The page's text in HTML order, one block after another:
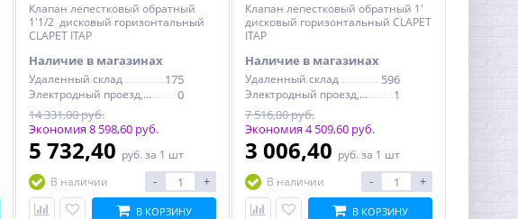
Клапан лепестковый обратный
1'1/2 дисковый горизонтальный
CLAPET ITAP
Наличие в магазинах
Удаленный склад 175
Электродный проезд, 6с1
0
14 331,00 руб.
Экономия 8 598,60 руб.
5 732,40 руб. за 1 шт
В наличии
- +
В КОРЗИНУ
Клапан лепестковый обратный 1'
дисковый горизонтальный CLAPET
ITAP
Наличие в магазинах
Удаленный склад 596
Электродный проезд, 6с1
1
7 516,00 руб.
Экономия 4 509,60 руб.
3 006,40 руб. за 1 шт
В наличии
- +
В КОРЗИНУ